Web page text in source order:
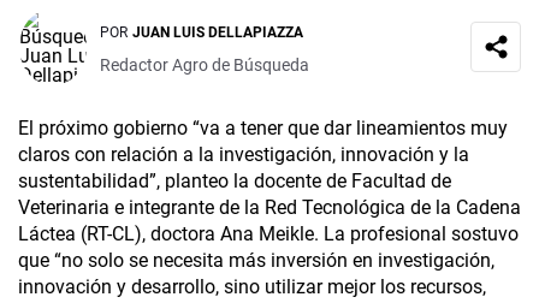
POR JUAN LUIS DELLAPIAZZA
Redactor Agro de Búsqueda
El próximo gobierno “va a tener que dar lineamientos muy
claros con relación a la investigación, innovación y la
sustentabilidad”, planteo la docente de Facultad de
Veterinaria e integrante de la Red Tecnológica de la Cadena
Láctea (RT-CL), doctora Ana Meikle. La profesional sostuvo
que “no solo se necesita más inversión en investigación,
innovación y desarrollo, sino utilizar mejor los recursos,